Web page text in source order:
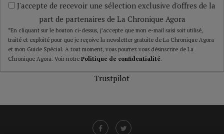
J'accepte de recevoir une sélection exclusive d'offres de la
part de partenaires de La Chronique Agora
*En cliquant sur le bouton ci-dessus, j’accepte que mon e-mail saisi soit utilisé,
traité et exploité pour que je reçoive la newsletter gratuite de La Chronique Agora
et mon Guide Spécial. A tout moment, vous pourrez vous désinscrire de La
Chronique Agora. Voir notre Politique de confidentialité.
Trustpilot